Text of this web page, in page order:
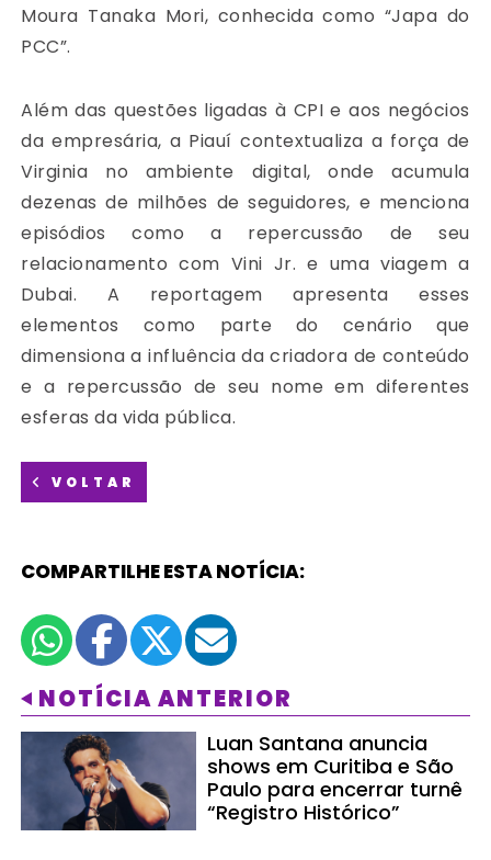
Moura Tanaka Mori, conhecida como “Japa do
PCC”.
Além das questões ligadas à CPI e aos negócios
da empresária, a Piauí contextualiza a força de
Virginia no ambiente digital, onde acumula
dezenas de milhões de seguidores, e menciona
episódios como a repercussão de seu
relacionamento com Vini Jr. e uma viagem a
Dubai. A reportagem apresenta esses
elementos como parte do cenário que
dimensiona a influência da criadora de conteúdo
e a repercussão de seu nome em diferentes
esferas da vida pública.
VOLTAR
COMPARTILHE ESTA NOTÍCIA:
NOTÍCIA ANTERIOR
Luan Santana anuncia
shows em Curitiba e São
Paulo para encerrar turnê
“Registro Histórico”